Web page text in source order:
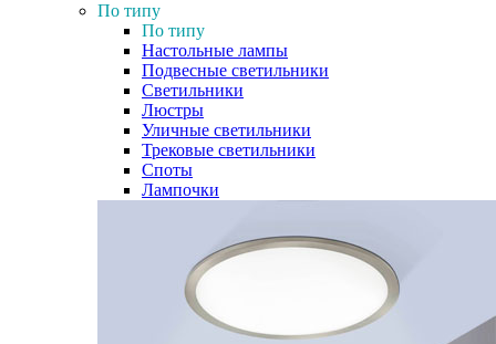
По типу
По типу
Настольные лампы
Подвесные светильники
Светильники
Люстры
Уличные светильники
Трековые светильники
Споты
Лампочки